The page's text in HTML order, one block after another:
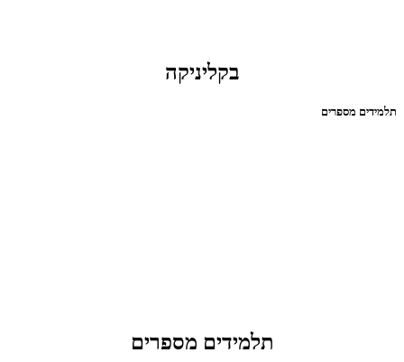
בקליניקה
תלמידים מספרים
תלמידים מספרים